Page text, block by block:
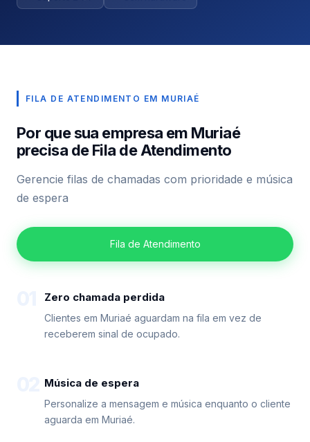
FILA DE ATENDIMENTO EM MURIAÉ
Por que sua empresa em Muriaé
precisa de Fila de Atendimento
Gerencie filas de chamadas com prioridade e música
de espera
Fila de Atendimento
Zero chamada perdida
Clientes em Muriaé aguardam na fila em vez de
receberem sinal de ocupado.
Música de espera
Personalize a mensagem e música enquanto o cliente
aguarda em Muriaé.